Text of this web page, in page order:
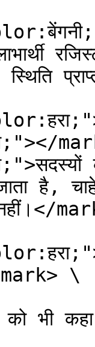
स्थिति
को
है,
mark> \
को